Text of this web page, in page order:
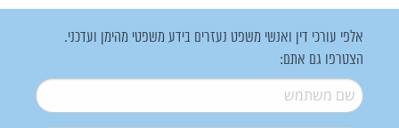
אלפי עורכי דין ואנשי משפט נעזרים בידע משפטי מהימן ועדכני.
הצטרפו גם אתם:
שם משתמש*